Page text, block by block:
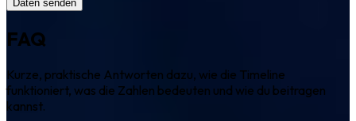
Daten senden
FAQ
Kurze, praktische Antworten dazu, wie die Timeline
funktioniert, was die Zahlen bedeuten und wie du beitragen
kannst.